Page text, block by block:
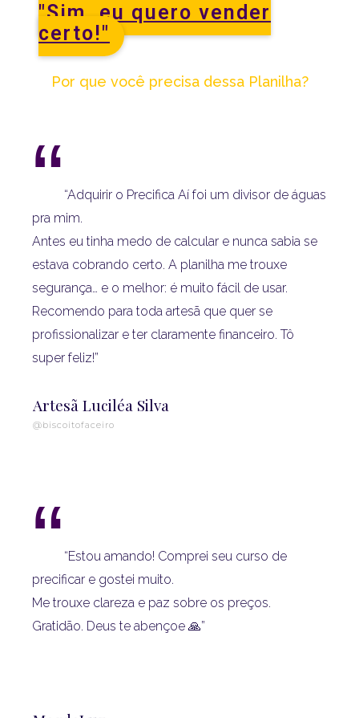
"Sim, eu quero vender
certo!"
Por que você precisa dessa Planilha?
“ “Adquirir o Precifica Aí foi um divisor de águas
pra mim.
Antes eu tinha medo de calcular e nunca sabia se
estava cobrando certo. A planilha me trouxe
segurança… e o melhor: é muito fácil de usar.
Recomendo para toda artesã que quer se
profissionalizar e ter claramente financeiro. Tô
super feliz!”
Artesã Luciléa Silva
@biscoitofaceiro
“ “Estou amando! Comprei seu curso de
precificar e gostei muito.
Me trouxe clareza e paz sobre os preços.
Gratidão. Deus te abençoe 🙏”